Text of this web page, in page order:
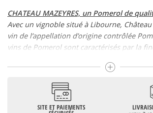
CHATEAU MAZEYRES, un Pomerol de
Avec un vignoble situé à Libourne,
vin de l’appellation d’origine contrôlée
vins de Pomerol sont caractérisés par la
caractère des vins de Pomerol.
Le vignoble du Château Mazeyres fait une
d’hectares de vignes de Cabernet Franc et
Merlot, pourtant bien souvent majoritaire
SITE ET PAIEMENTS